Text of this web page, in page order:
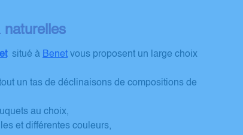
naturelles
situé à Benet vous proposent un large choix
un tas de déclinaisons de compositions de
au choix,
et différentes couleurs,